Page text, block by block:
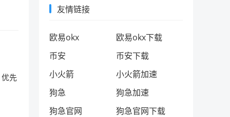
先
友情链接
欧易okx
欧易okx下载
币安
币安下载
小火箭
小火箭加速
狗急
狗急加速
狗急官网
狗急官网下载